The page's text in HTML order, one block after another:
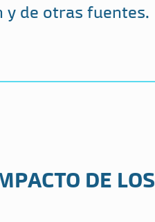
y de otras fuentes.
DE LOS